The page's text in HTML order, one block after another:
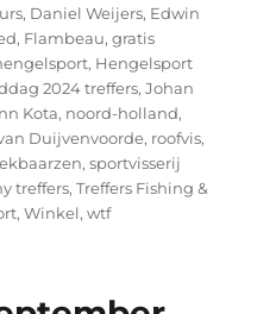
, Daniel Weijers, Edwin
, Flambeau,gratis
, Hengelsport
2024 treffers,Johan
Kota, noord-holland,
Duijvenvoorde, roofvis,
,sportvisserij
treffers,Treffers Fishing &
,Winkel,wtf